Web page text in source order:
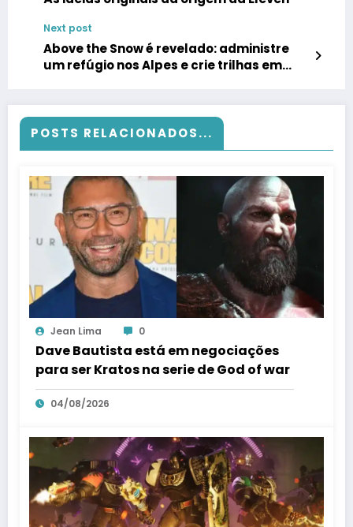
Next post
Above the Snow é revelado: administre
um refúgio nos Alpes e crie trilhas em
POSTS RELACIONADOS...
Jean Lima 0
Dave Bautista está em negociações
para ser Kratos na serie de God of war
04/08/2026